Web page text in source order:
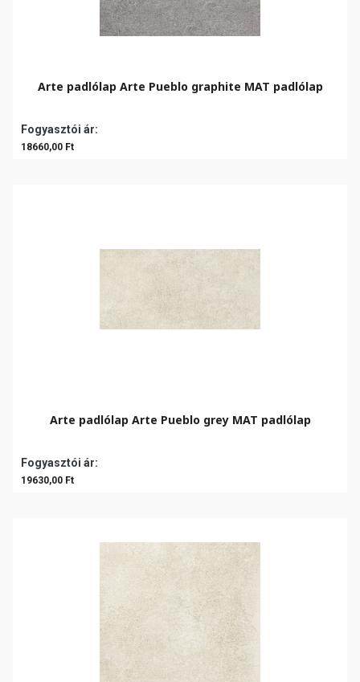
Arte padlólap Arte Pueblo graphite MAT padlólap
Fogyasztói ár:
18660,00 Ft
Arte padlólap Arte Pueblo grey MAT padlólap
Fogyasztói ár:
19630,00 Ft